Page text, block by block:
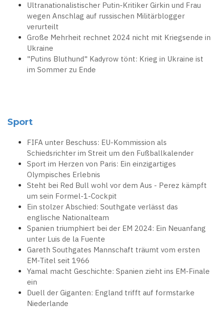
Ultranationalistischer Putin-Kritiker Girkin und Frau
wegen Anschlag auf russischen Militärblogger
verurteilt
Große Mehrheit rechnet 2024 nicht mit Kriegsende in
Ukraine
"Putins Bluthund" Kadyrow tönt: Krieg in Ukraine ist
im Sommer zu Ende
Sport
FIFA unter Beschuss: EU-Kommission als
Schiedsrichter im Streit um den Fußballkalender
Sport im Herzen von Paris: Ein einzigartiges
Olympisches Erlebnis
Steht bei Red Bull wohl vor dem Aus - Perez kämpft
um sein Formel-1-Cockpit
Ein stolzer Abschied: Southgate verlässt das
englische Nationalteam
Spanien triumphiert bei der EM 2024: Ein Neuanfang
unter Luis de la Fuente
Gareth Southgates Mannschaft träumt vom ersten
EM-Titel seit 1966
Yamal macht Geschichte: Spanien zieht ins EM-Finale
ein
Duell der Giganten: England trifft auf formstarke
Niederlande